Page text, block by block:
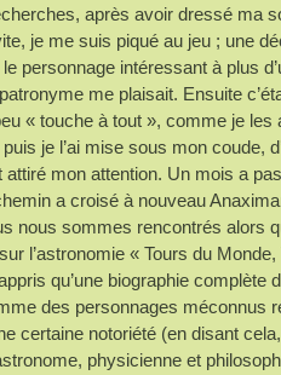
après avoir dressé ma
je me suis piqué au jeu ; une
personnage intéressant à plus
me plaisait. Ensuite
« touche à tout », comme je
je l’ai mise sous mon coude,
attiré mon attention. Un mois a
a croisé à nouveau
nous sommes rencontrés alors
l’astronomie « Tours du
qu’une biographie complète
des personnages méconnus
certaine notoriété (en disant
physicienne et